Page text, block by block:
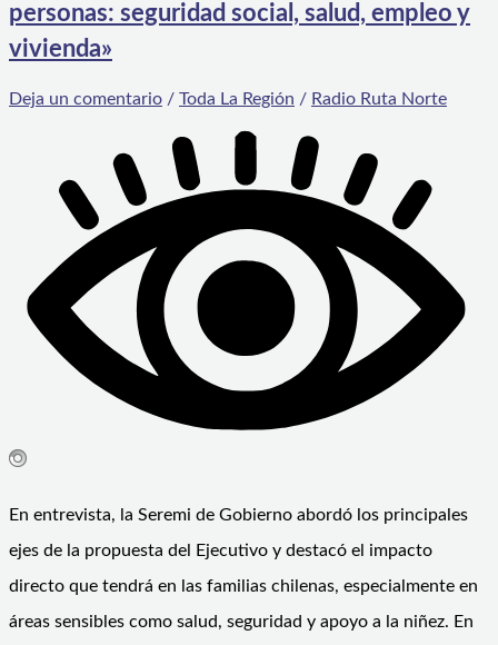
personas: seguridad social, salud, empleo y
vivienda»
Deja un comentario / Toda La Región / Radio Ruta Norte
En entrevista, la Seremi de Gobierno abordó los principales
ejes de la propuesta del Ejecutivo y destacó el impacto
directo que tendrá en las familias chilenas, especialmente en
áreas sensibles como salud, seguridad y apoyo a la niñez. En